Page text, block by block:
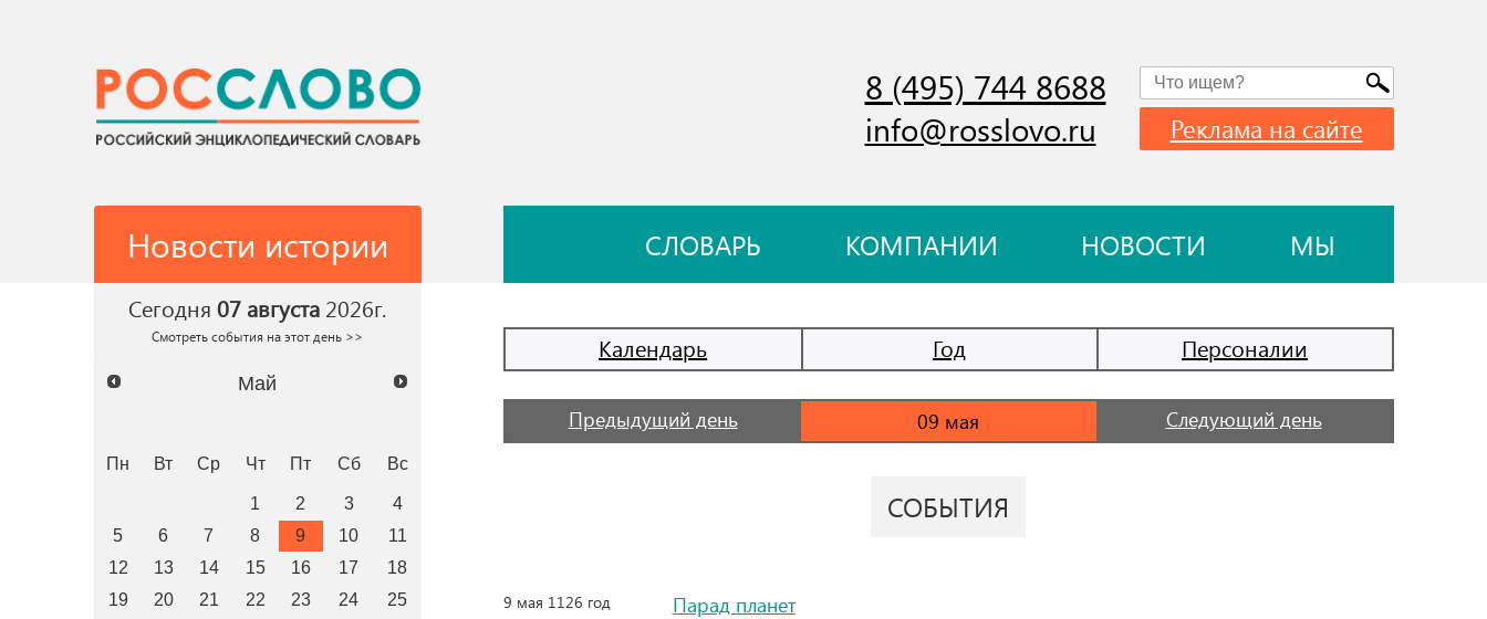
8 (495) 744 8688
info@rosslovo.ru Реклама на сайте
Новости истории СЛОВАРЬ КОМПАНИИ НОВОСТИ МЫ
Сегодня 07 августа 2026г.
Смотреть события на этот день >>
Май
Пн Вт Ср Чт Пт Сб Вс
1 2 3
4
5
6 7 8 9 10
11
12
13 14 15 16 17
18
19
20 21 22 23 24
25
Календарь Год Персоналии
Предыдущий день Следующий день
СОБЫТИЯ
9 мая 1126 год Парад планет